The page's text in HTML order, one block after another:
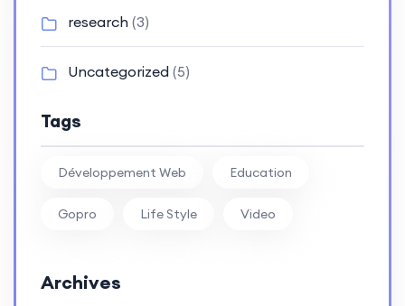
research (3)
Uncategorized (5)
Tags
Développement Web Education
Gopro Life Style Video
Archives